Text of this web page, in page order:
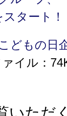
タート！
どもの日
ァイル：